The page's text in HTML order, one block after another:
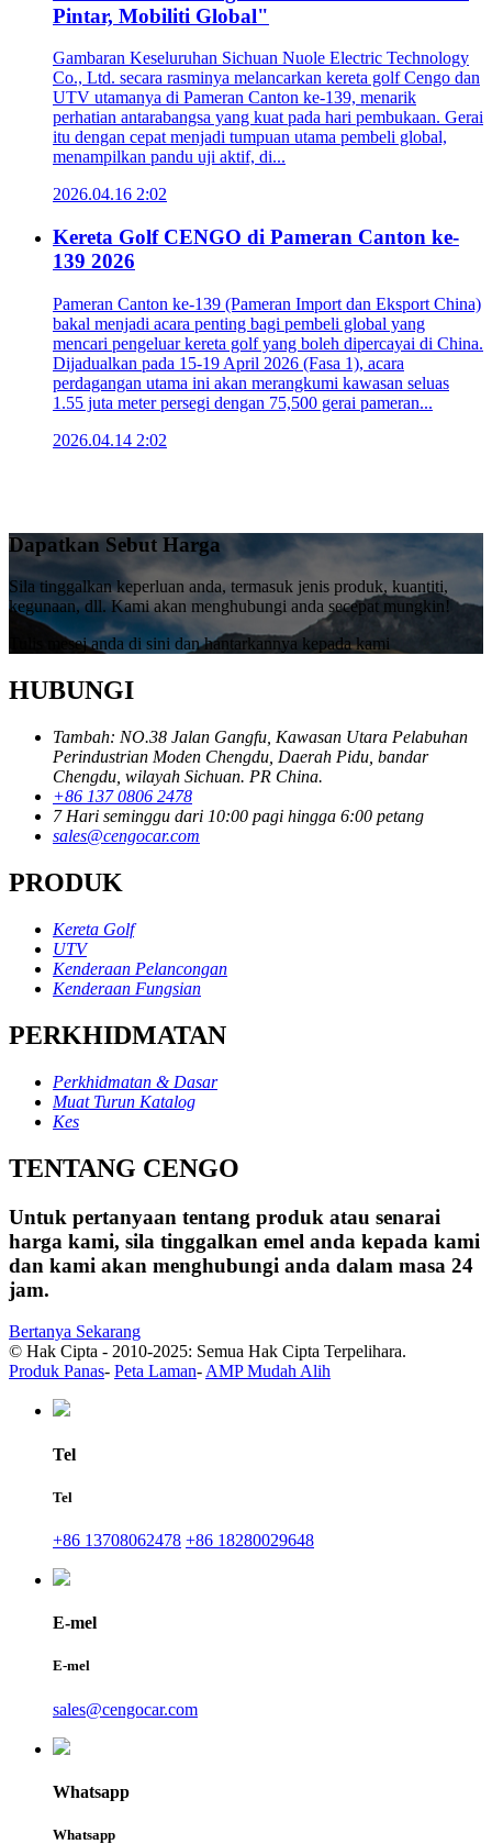
Pintar, Mobiliti Global"
Gambaran Keseluruhan Sichuan Nuole Electric Technology
Co., Ltd. secara rasminya melancarkan kereta golf Cengo dan
UTV utamanya di Pameran Canton ke-139, menarik
perhatian antarabangsa yang kuat pada hari pembukaan. Gerai
itu dengan cepat menjadi tumpuan utama pembeli global,
menampilkan pandu uji aktif, di...
2026.04.16 2:02
Kereta Golf CENGO di Pameran Canton ke-
139 2026
Pameran Canton ke-139 (Pameran Import dan Eksport China)
bakal menjadi acara penting bagi pembeli global yang
mencari pengeluar kereta golf yang boleh dipercayai di China.
Dijadualkan pada 15-19 April 2026 (Fasa 1), acara
perdagangan utama ini akan merangkumi kawasan seluas
1.55 juta meter persegi dengan 75,500 gerai pameran...
2026.04.14 2:02
Dapatkan Sebut Harga
Sila tinggalkan keperluan anda, termasuk jenis produk, kuantiti,
kegunaan, dll. Kami akan menghubungi anda secepat mungkin!
Tulis mesej anda di sini dan hantarkannya kepada kami
HUBUNGI
Tambah: NO.38 Jalan Gangfu, Kawasan Utara Pelabuhan
Perindustrian Moden Chengdu, Daerah Pidu, bandar
Chengdu, wilayah Sichuan. PR China.
+86 137 0806 2478
7 Hari seminggu dari 10:00 pagi hingga 6:00 petang
sales@cengocar.com
PRODUK
Kereta Golf
UTV
Kenderaan Pelancongan
Kenderaan Fungsian
PERKHIDMATAN
Perkhidmatan & Dasar
Muat Turun Katalog
Kes
TENTANG CENGO
Untuk pertanyaan tentang produk atau senarai
harga kami, sila tinggalkan emel anda kepada kami
dan kami akan menghubungi anda dalam masa 24
jam.
Bertanya Sekarang
© Hak Cipta - 2010-2025: Semua Hak Cipta Terpelihara.
Produk Panas- Peta Laman- AMP Mudah Alih
Tel
Tel
+86 13708062478 +86 18280029648
E-mel
E-mel
sales@cengocar.com
Whatsapp
Whatsapp